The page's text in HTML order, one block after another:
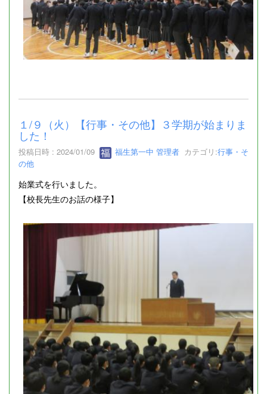
１/９（火）【行事・その他】３学期が始まりま
した！
投稿日時 : 2024/01/09 福生第一中 管理者 カテゴリ:行事・そ
の他
始業式を行いました。
【校長先生のお話の様子】